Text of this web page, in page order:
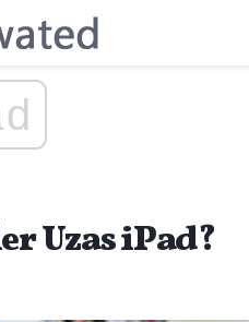
Uzas iPad?